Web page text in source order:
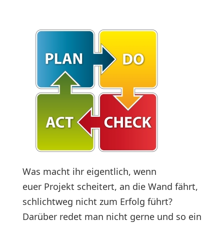
Was macht ihr eigentlich, wenn
euer Projekt scheitert, an die Wand fährt,
schlichtweg nicht zum Erfolg führt?
Darüber redet man nicht gerne und so ein